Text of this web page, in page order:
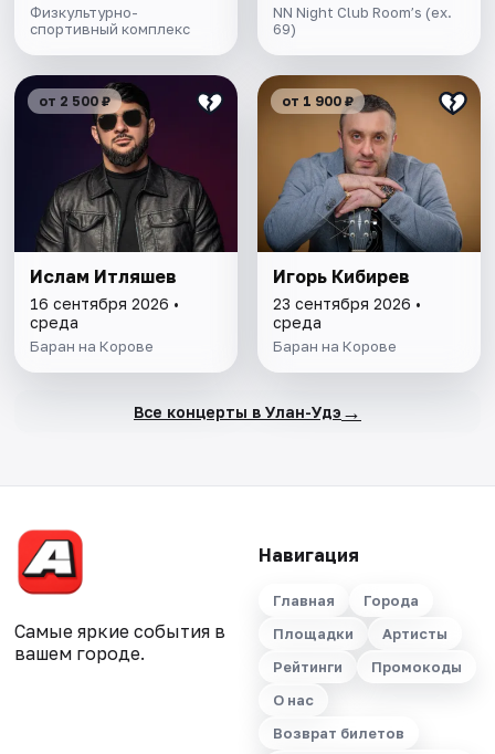
Физкультурно-
спортивный комплекс
NN Night Club Room’s (ex.
69)
от 2 500 ₽
Ислам Итляшев
16 сентября 2026 •
среда
Баран на Корове
от 1 900 ₽
Игорь Кибирев
23 сентября 2026 •
среда
Баран на Корове
Все концерты в Улан-Удэ →
Самые яркие события в
вашем городе.
Навигация
Главная
Города
Площадки
Артисты
Рейтинги
Промокоды
О нас
Возврат билетов